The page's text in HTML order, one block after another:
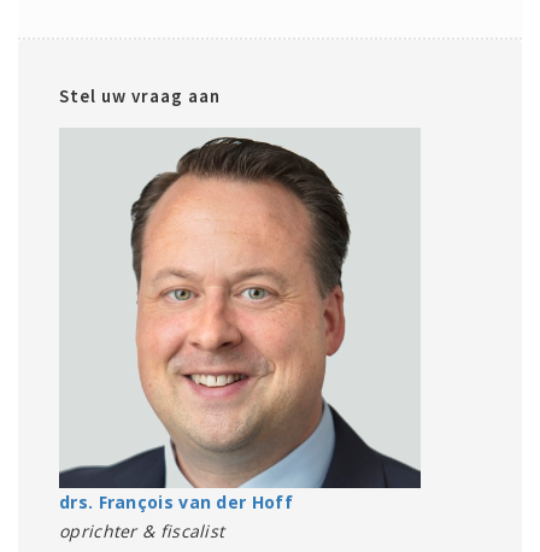
Stel uw vraag aan
drs. François van der Hoff
oprichter & fiscalist